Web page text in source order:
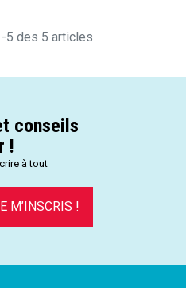
5 des 5 articles
conseils
!
à tout
M’INSCRIS !